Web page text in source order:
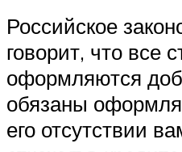
Российское
говорит, что все
оформляются
обязаны
его отсутствии